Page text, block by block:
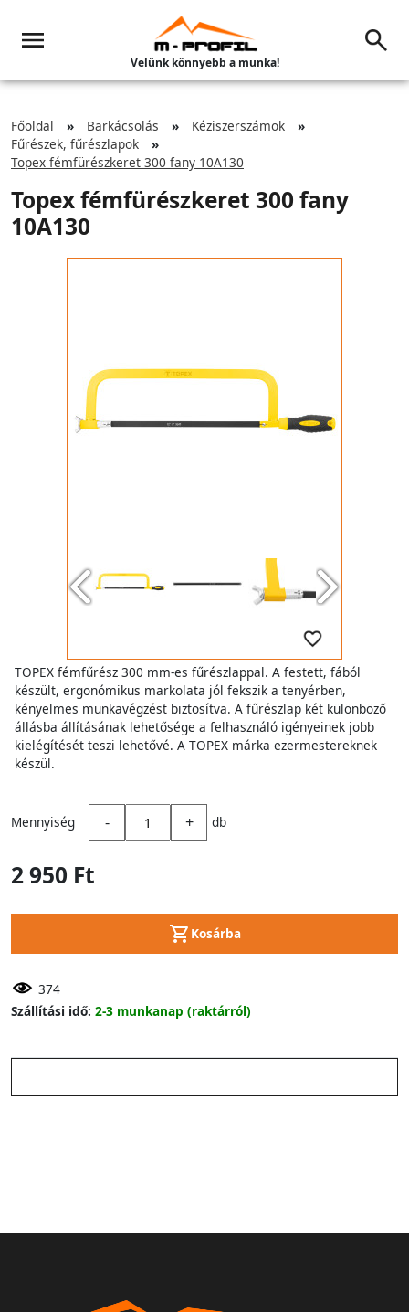
Velünk könnyebb a munka!
Főoldal Barkácsolás
Kéziszerszámok
Fűrészek, fűrészlapok
Topex fémfürészkeret 300 fany 10A130
Topex fémfürészkeret 300 fany
10A130
TOPEX fémfűrész 300 mm-es fűrészlappal. A festett, fából
készült, ergonómikus markolata jól fekszik a tenyérben,
kényelmes munkavégzést biztosítva. A fűrészlap két különböző
állásba állításának lehetősége a felhasználó igényeinek jobb
kielégítését teszi lehetővé. A TOPEX márka ezermestereknek
készül.
Mennyiség - + db
2 950 Ft
Kosárba
374
Szállítási idő: 2-3 munkanap (raktárról)